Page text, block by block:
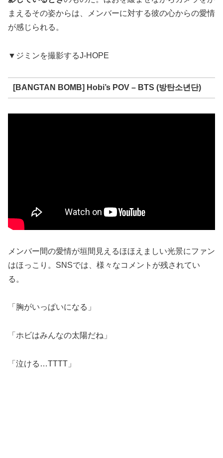
まえるその姿からは、メンバーに対する彼の心からの愛情
が感じられる。
▼ジミンを撮影するJ-HOPE
[BANGTAN BOMB] Hobi’s POV – BTS (방탄소년단)
メンバー間の愛情が垣間見えるほほえましい光景にファン
はほっこり。SNSでは、様々なコメントが残されてい
る。
「胸がいっぱいになる」
「ホビはみんなの太陽だね」
「泣ける…TTTT」